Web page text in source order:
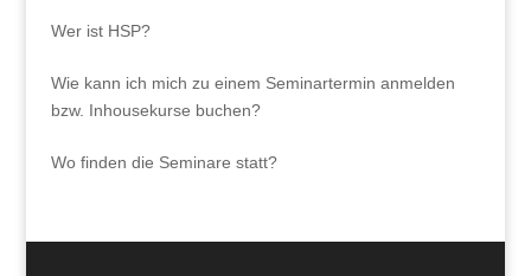
Wer ist HSP?
Wie kann ich mich zu einem Seminartermin anmelden
bzw. Inhousekurse buchen?
Wo finden die Seminare statt?